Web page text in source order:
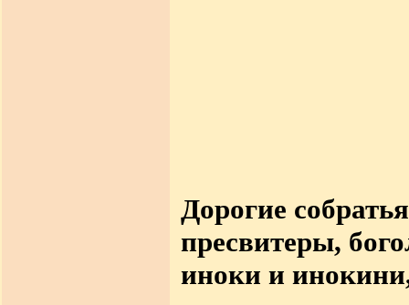
Дорогие
пресвитеры,
иноки и